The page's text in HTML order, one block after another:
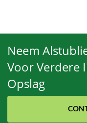
Neem
Voor Verdere
Opslag